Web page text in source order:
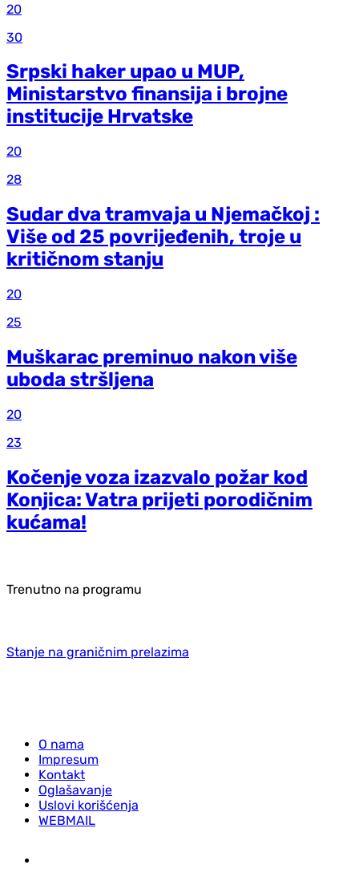
20
30
Srpski haker upao u MUP,
Ministarstvo finansija i brojne
institucije Hrvatske
20
28
Sudar dva tramvaja u Njemačkoj :
Više od 25 povrijeđenih, troje u
kritičnom stanju
20
25
Muškarac preminuo nakon više
uboda stršljena
20
23
Kočenje voza izazvalo požar kod
Konjica: Vatra prijeti porodičnim
kućama!
Trenutno na programu
Stanje na graničnim prelazima
O nama
Impresum
Kontakt
Oglašavanje
Uslovi korišćenja
WEBMAIL